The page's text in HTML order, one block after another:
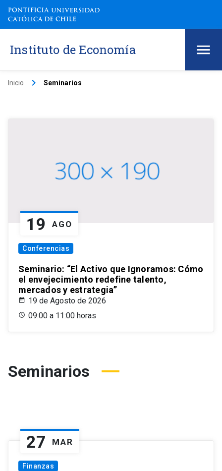
Instituto de Economía
Inicio keyboard_arrow_right Seminarios
19 AGO
Conferencias
Seminario: “El Activo que Ignoramos: Cómo
el envejecimiento redefine talento,
mercados y estrategia”
19 de Agosto de 2026
09:00 a 11:00 horas
Seminarios
27 MAR
Finanzas